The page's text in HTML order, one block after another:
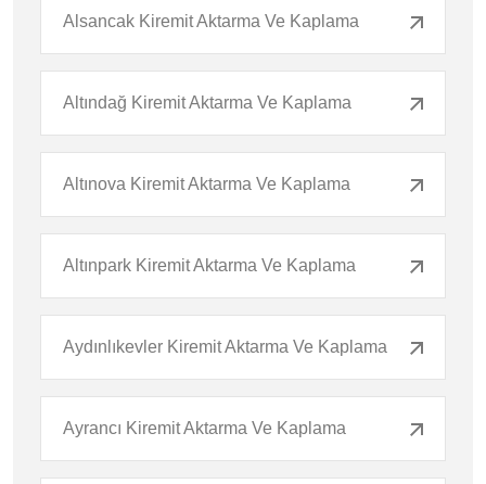
Alsancak Kiremit Aktarma Ve Kaplama
Altındağ Kiremit Aktarma Ve Kaplama
Altınova Kiremit Aktarma Ve Kaplama
Altınpark Kiremit Aktarma Ve Kaplama
Aydınlıkevler Kiremit Aktarma Ve Kaplama
Ayrancı Kiremit Aktarma Ve Kaplama